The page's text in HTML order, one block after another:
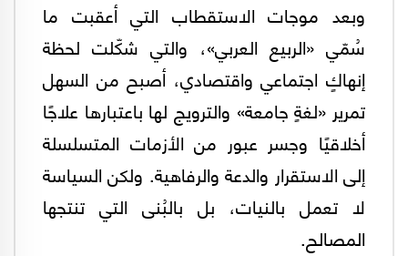
وبعد موجات الاستقطاب التي أعقبت ما
سُمّي «الربيع العربي»، والتي شكّلت لحظة
إنهاكٍ اجتماعي واقتصادي، أصبح من السهل
تمرير «لغةٍ جامعة» والترويج لها باعتبارها علاجًا
أخلاقيًا وجسر عبور من الأزمات المتسلسلة
إلى الاستقرار والدعة والرفاهية. ولكن السياسة
لا تعمل بالنيات، بل بالبُنى التي تنتجها
المصالح.